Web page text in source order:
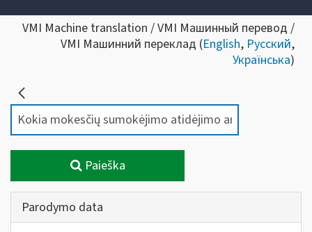
VMI Machine translation / VMI Машинный перевод /
VMI Машинний переклад (English, Русский,
Українська)
Paieška
Parodymo data